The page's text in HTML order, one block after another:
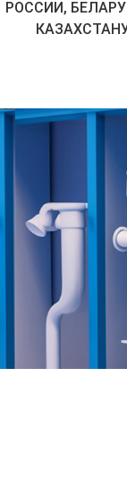
РОССИИ,